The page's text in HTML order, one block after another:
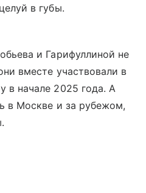
в губы.
и Гарифуллиной не
вместе участвовали в
в начале 2025 года. А
в Москве и за рубежом,